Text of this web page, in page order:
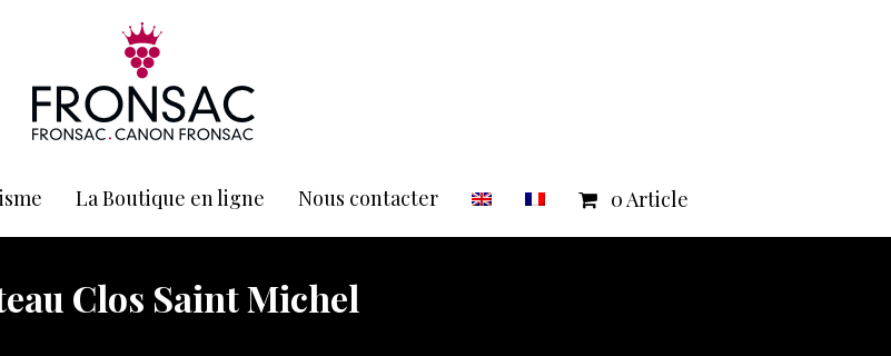
La Boutique en ligne Nous contacter 0 Article
Clos Saint Michel